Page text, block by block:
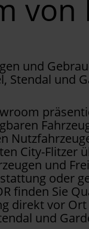
von
und
Stendal und
City-Flitzer
und
oder
finden Sie
direkt vor
und